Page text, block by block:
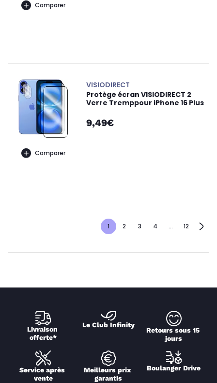
Comparer
Comparer
VISIODIRECT
Protège écran VISIODIRECT 2
Verre Tremppour iPhone 16 Plus
9,49€
1 2 3 4 ... 12
Livraison
offerte*
Le Club Infinity
Retours sous 15
jours
Service après
vente
Meilleurs prix
garantis
Boulanger Drive